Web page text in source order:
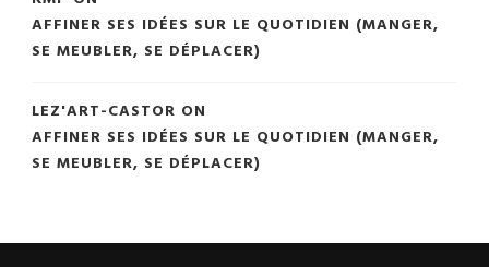
AFFINER SES IDÉES SUR LE QUOTIDIEN (MANGER,
SE MEUBLER, SE DÉPLACER)
LEZ'ART-CASTOR ON
AFFINER SES IDÉES SUR LE QUOTIDIEN (MANGER,
SE MEUBLER, SE DÉPLACER)